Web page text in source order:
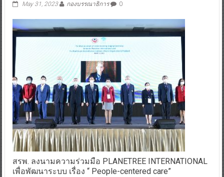
May 31, 2023 กองบรรณาธิการ 0
สรพ. ลงนามความร่วมมือ PLANETREE INTERNATIONAL
เพื่อพัฒนาระบบ เรื่อง “ People-centered care”